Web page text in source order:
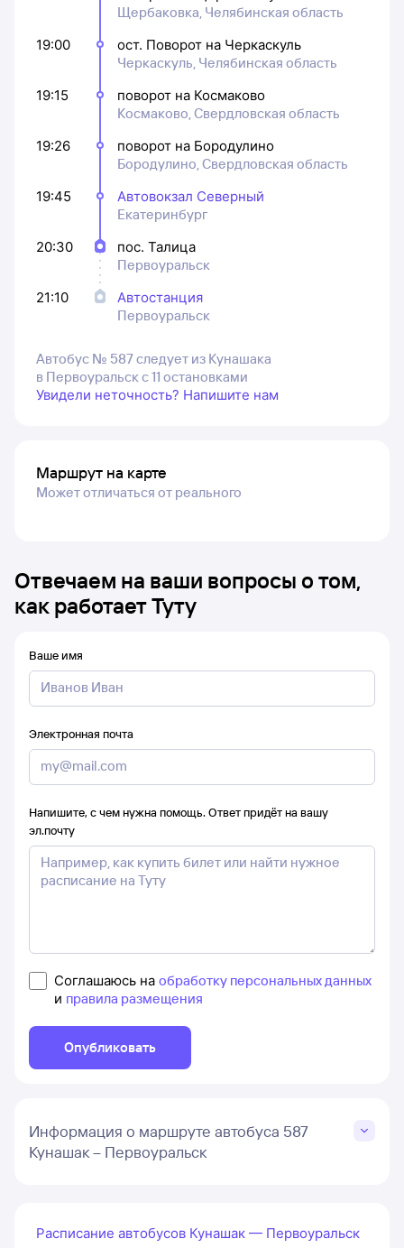
Щербаковка, Челябинская область
19:00
ост. Поворот на Черкаскуль
Черкаскуль, Челябинская область
19:15
поворот на Космаково
Космаково, Свердловская область
19:26
поворот на Бородулино
Бородулино, Свердловская область
19:45
Автовокзал Северный
Екатеринбург
20:30
пос. Талица
Первоуральск
21:10
Автостанция
Первоуральск
Автобус № 587 следует из Кунашака
в Первоуральск с 11 остановками
Увидели неточность? Напишите нам
Маршрут на карте
Может отличаться от реального
Отвечаем на ваши вопросы о том,
как работает Туту
Ваше имя
Электронная почта
Напишите, с чем нужна помощь. Ответ придёт на вашу
эл.почту
Соглашаюсь на обработку персональных данных
и правила размещения
Опубликовать
Информация о маршруте автобуса 587
Кунашак – Первоуральск
Расписание автобусов Кунашак — Первоуральск